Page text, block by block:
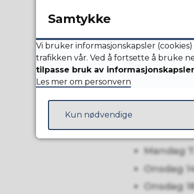
Kontakt oss
Du kan
474 51 376,
Eventuelt
Mandag
Onsdag
Onsdag
Samtykke
Vi bruker informasjonskapsler (cookies)
trafikken vår. Ved å fortsette å bruke
tilpasse bruk av
Les mer om personvern
Kun nødvendige